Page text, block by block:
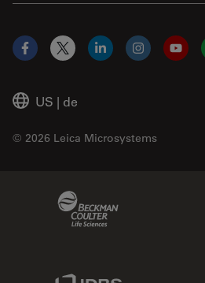
US | de
© 2026 Leica Microsystems
Facebook
X LinkedInInstagram